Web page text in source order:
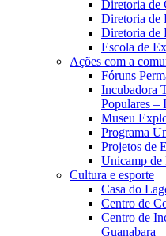
Diretoria de
Diretoria de
Diretoria de
Escola de
Ações com a
Fóruns
Incubadora
Populares –
Museu
Programa
Projetos de
Unicamp de
Cultura e esporte
Casa do
Centro de
Centro de
Guanabara